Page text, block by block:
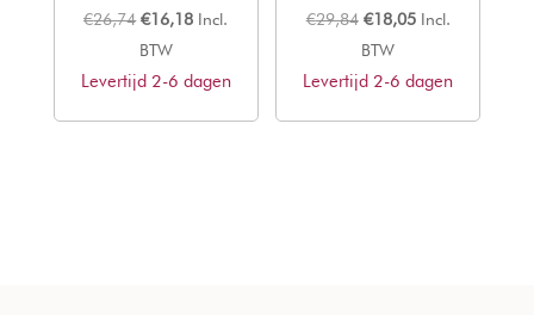
€26,74 Oorspronkelijke
prijs
was:
€16,18Huidige
is:
Incl.
BTW
Levertijd 2-6 dagen
€29,84 Oorspronkelijke
prijs
was:
€18,05Huidige
is:
Incl.
BTW
Levertijd 2-6 dagen